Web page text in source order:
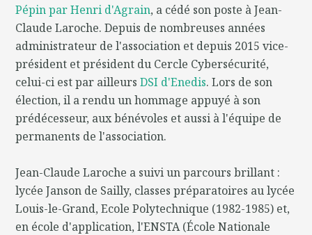
Pépin par Henri d'Agrain, a cédé son poste à Jean-
Claude Laroche. Depuis de nombreuses années
administrateur de l'association et depuis 2015 vice-
président et président du Cercle Cybersécurité,
celui-ci est par ailleursDSI d'Enedis. Lors de son
élection, il a rendu un hommage appuyé à son
prédécesseur, aux bénévoles et aussi à l'équipe de
permanents de l'association.
Jean-Claude Laroche a suivi un parcours brillant :
lycée Janson de Sailly, classes préparatoires au lycée
Louis-le-Grand, Ecole Polytechnique (1982-1985) et,
en école d'application, l'ENSTA (École Nationale